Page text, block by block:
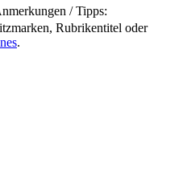
/ Tipps:
Rubrikentitel oder
.